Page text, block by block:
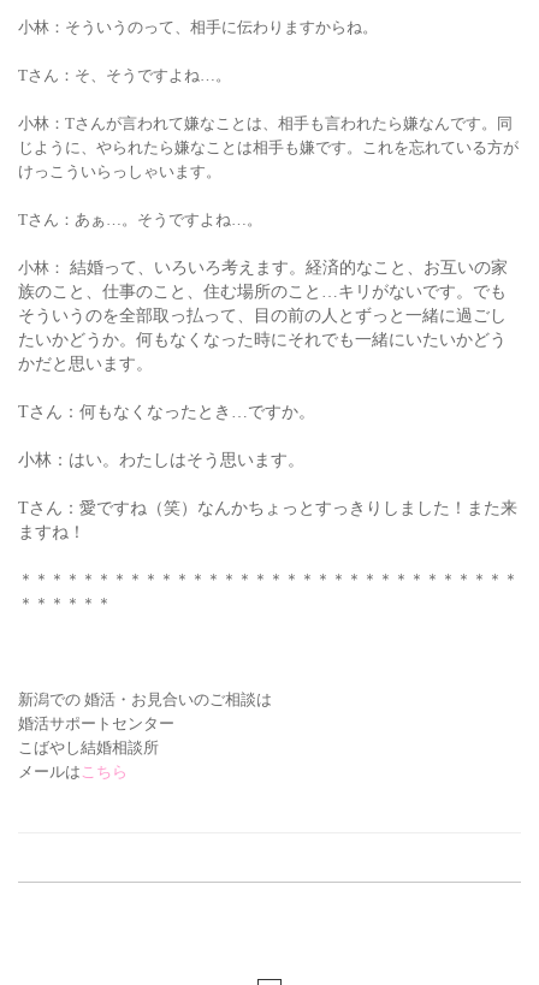
小林：そういうのって、相手に伝わりますからね。
Tさん：そ、そうですよね…。
小林：Tさんが言われて嫌なことは、相手も言われたら嫌なんです。同
じように、やられたら嫌なことは相手も嫌です。これを忘れている方が
けっこういらっしゃいます。
Tさん：あぁ…。そうですよね…。
小林： 結婚って、いろいろ考えます。経済的なこと、お互いの家
族のこと、仕事のこと、住む場所のこと…キリがないです。でも
そういうのを全部取っ払って、目の前の人とずっと一緒に過ごし
たいかどうか。何もなくなった時にそれでも一緒にいたいかどう
かだと思います。
Tさん：何もなくなったとき…ですか。
小林：はい。わたしはそう思います。
Tさん：愛ですね（笑）なんかちょっとすっきりしました！また来
ますね！
＊＊＊＊＊＊＊＊＊＊＊＊＊＊＊＊＊＊＊＊＊＊＊＊＊＊＊＊＊＊＊＊
＊＊＊＊＊＊
新潟での 婚活・お見合いの ご相談は
婚活サポートセンター
こばやし結婚相談所
メールは こちら